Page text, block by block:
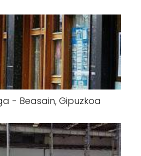
- Beasain, Gipuzkoa